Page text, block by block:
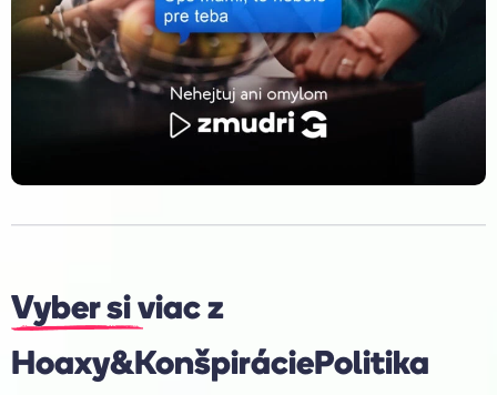
Vyber si viac z
Hoaxy&KonšpiráciePolitika